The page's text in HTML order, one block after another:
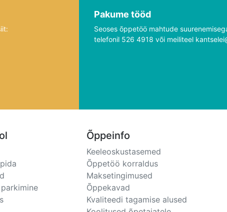
Pakume tööd
Seoses õppetöö mahtude
telefonil 526 4918 või meiliteel
Õppeinfo
Keeleoskustasemed
Õppetöö korraldus
Maksetingimused
Õppekavad
Kvaliteedi tagamise alused